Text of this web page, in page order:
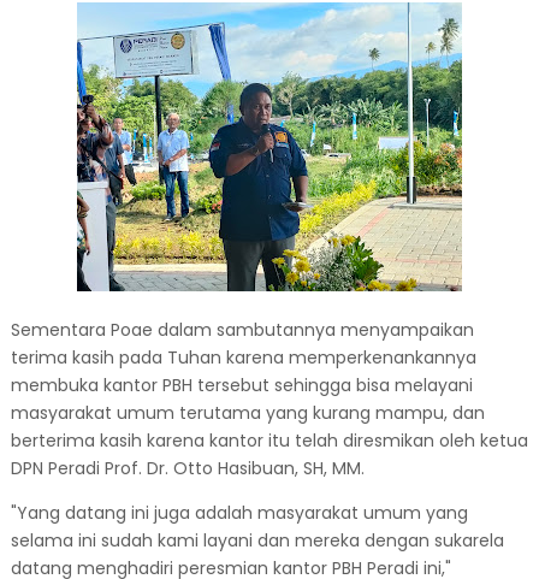
Sementara Poae dalam sambutannya menyampaikan
terima kasih pada Tuhan karena memperkenankannya
membuka kantor PBH tersebut sehingga bisa melayani
masyarakat umum terutama yang kurang mampu, dan
berterima kasih karena kantor itu telah diresmikan oleh ketua
DPN Peradi Prof. Dr. Otto Hasibuan, SH, MM.
"Yang datang ini juga adalah masyarakat umum yang
selama ini sudah kami layani dan mereka dengan sukarela
datang menghadiri peresmian kantor PBH Peradi ini,"